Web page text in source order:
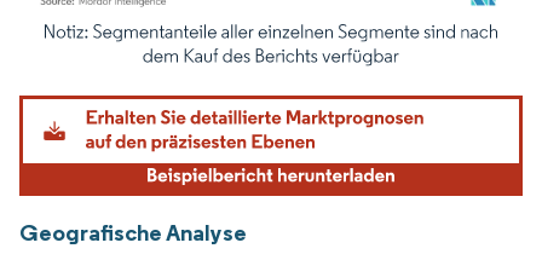
Bild © Mordor Intelligence. Wiederverwendung erfordert Namensnennung
Geografische Analyse